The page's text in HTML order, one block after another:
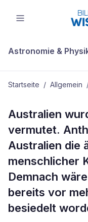
Astronomie &
Startseite / Allgemein
War der
Australien
vermutet.
Australien die
menschlicher
Demnach
bereits vor
besiedelt